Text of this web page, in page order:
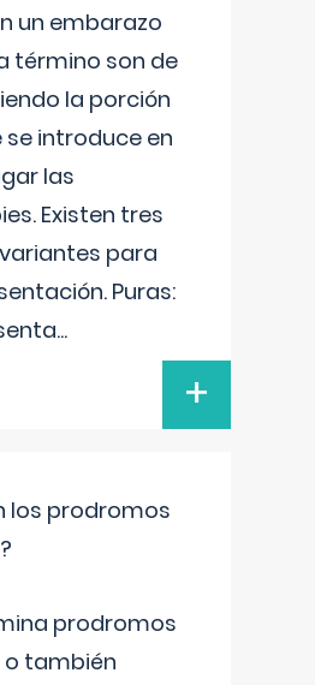
un embarazo
término son de
la porción
introduce en
las
Existen tres
para
Puras:
...
+
los prodromos
prodromos
también